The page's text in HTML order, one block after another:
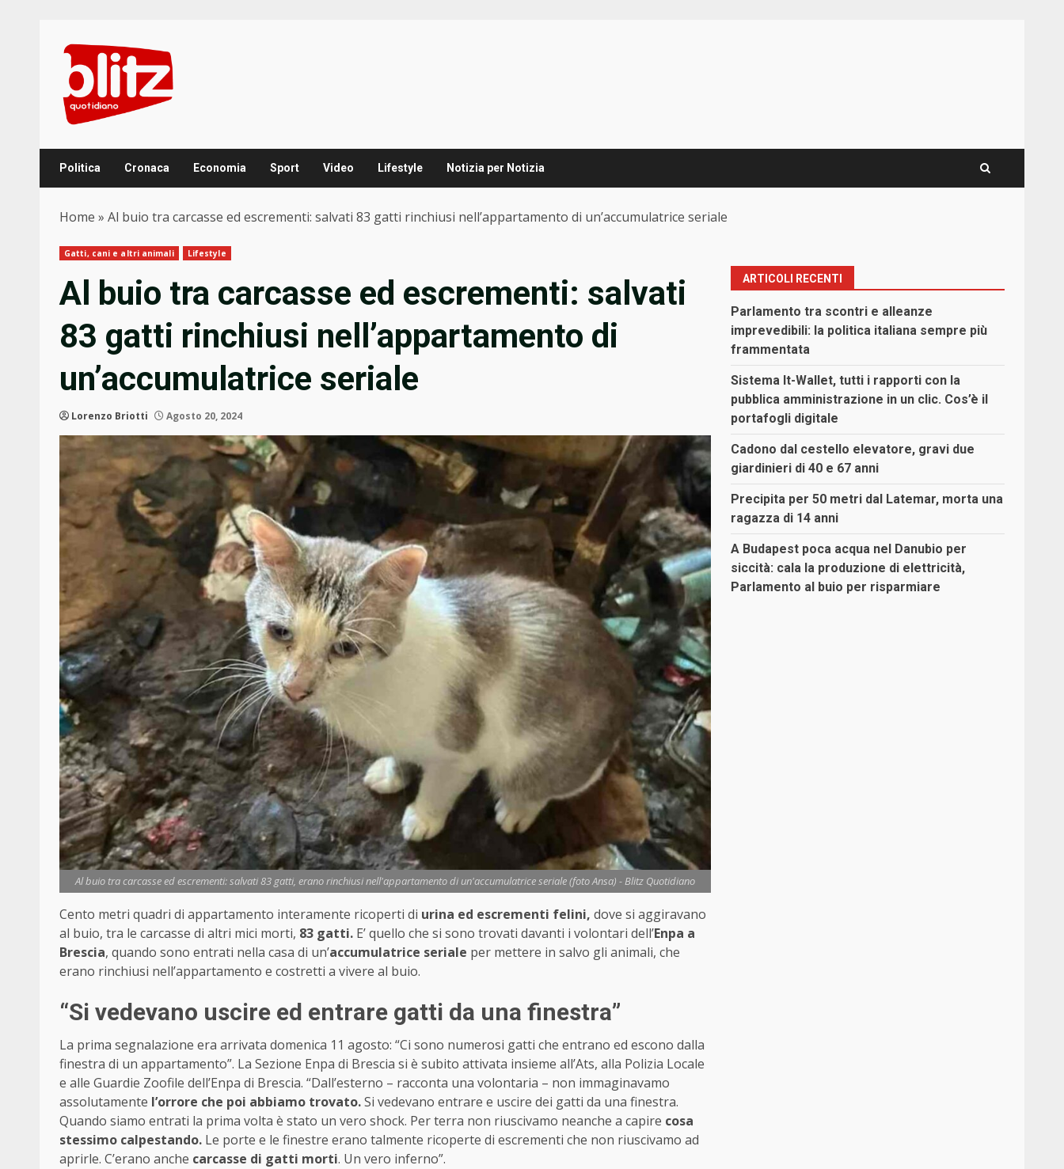
content
Politica Cronaca Economia Sport Video Lifestyle Notizia per Notizia
Home » Al buio tra carcasse ed escrementi: salvati 83 gatti rinchiusi nell’appartamento di un’accumulatrice seriale
Gatti, cani e altri animali Lifestyle
Al buio tra carcasse ed escrementi: salvati
83 gatti rinchiusi nell’appartamento di
un’accumulatrice seriale
Lorenzo Briotti Agosto 20, 2024
Al buio tra carcasse ed escrementi: salvati 83 gatti, erano rinchiusi nell'appartamento di un'accumulatrice seriale (foto Ansa) - Blitz Quotidiano
Cento metri quadri di appartamento interamente ricoperti di urina ed escrementi felini, dove si aggiravano
al buio, tra le carcasse di altri mici morti, 83 gatti. E’ quello che si sono trovati davanti i volontari dell’Enpa a
Brescia, quando sono entrati nella casa di un’accumulatrice seriale per mettere in salvo gli animali, che
erano rinchiusi nell’appartamento e costretti a vivere al buio.
“Si vedevano uscire ed entrare gatti da una finestra”
La prima segnalazione era arrivata domenica 11 agosto: “Ci sono numerosi gatti che entrano ed escono dalla
finestra di un appartamento”. La Sezione Enpa di Brescia si è subito attivata insieme all’Ats, alla Polizia Locale
e alle Guardie Zoofile dell’Enpa di Brescia. “Dall’esterno – racconta una volontaria – non immaginavamo
assolutamente l’orrore che poi abbiamo trovato.Si vedevano entrare e uscire dei gatti da una finestra.
Quando siamo entrati la prima volta è stato un vero shock. Per terra non riuscivamo neanche a capire cosa
stessimo calpestando. Le porte e le finestre erano talmente ricoperte di escrementi che non riuscivamo ad
aprirle. C’erano anche carcasse di gatti morti. Un vero inferno”.
ARTICOLI RECENTI
Parlamento tra scontri e alleanze
imprevedibili: la politica italiana sempre più
frammentata
Sistema It-Wallet, tutti i rapporti con la
pubblica amministrazione in un clic. Cos’è il
portafogli digitale
Cadono dal cestello elevatore, gravi due
giardinieri di 40 e 67 anni
Precipita per 50 metri dal Latemar, morta una
ragazza di 14 anni
A Budapest poca acqua nel Danubio per
siccità: cala la produzione di elettricità,
Parlamento al buio per risparmiare